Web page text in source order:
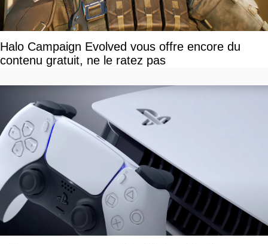
Halo Campaign Evolved vous offre encore du
contenu gratuit, ne le ratez pas